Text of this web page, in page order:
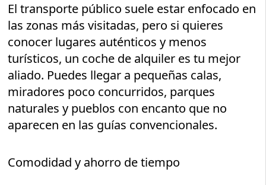
El transporte público suele estar enfocado en
las zonas más visitadas, pero si quieres
conocer lugares auténticos y menos
turísticos, un coche de alquiler es tu mejor
aliado. Puedes llegar a pequeñas calas,
miradores poco concurridos, parques
naturales y pueblos con encanto que no
aparecen en las guías convencionales.
Comodidad y ahorro de tiempo